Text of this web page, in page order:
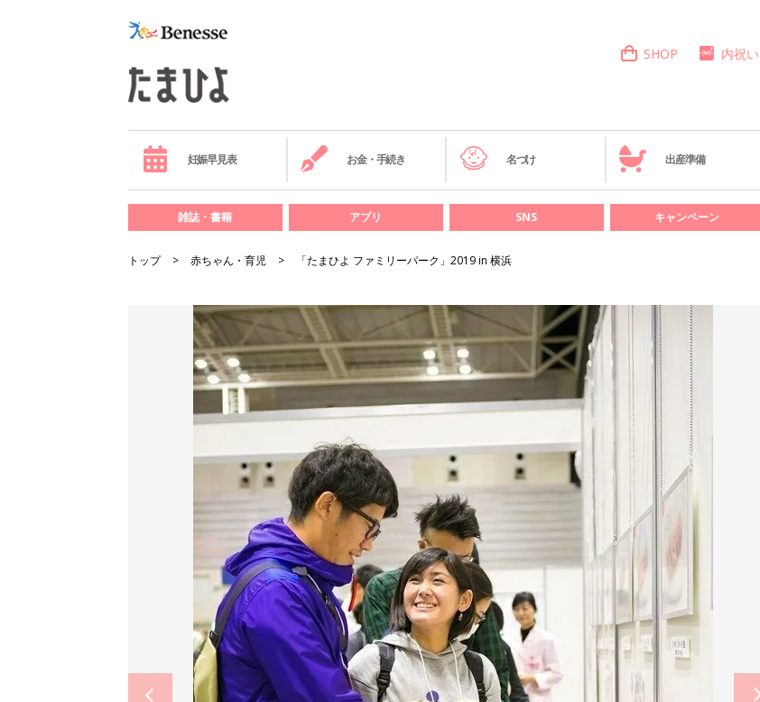
SHOP 内祝い
妊娠早見表 お金・手続き 名づけ 出産準備
雑誌・書籍 アプリ SNS キャンペーン
トップ 赤ちゃん・育児 「たまひよ ファミリーパーク」2019 in 横浜